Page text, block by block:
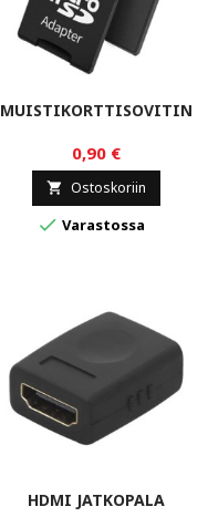
MUISTIKORTTISOVITIN
0,90 €
 Ostoskoriin
 Varastossa
HDMI JATKOPALA